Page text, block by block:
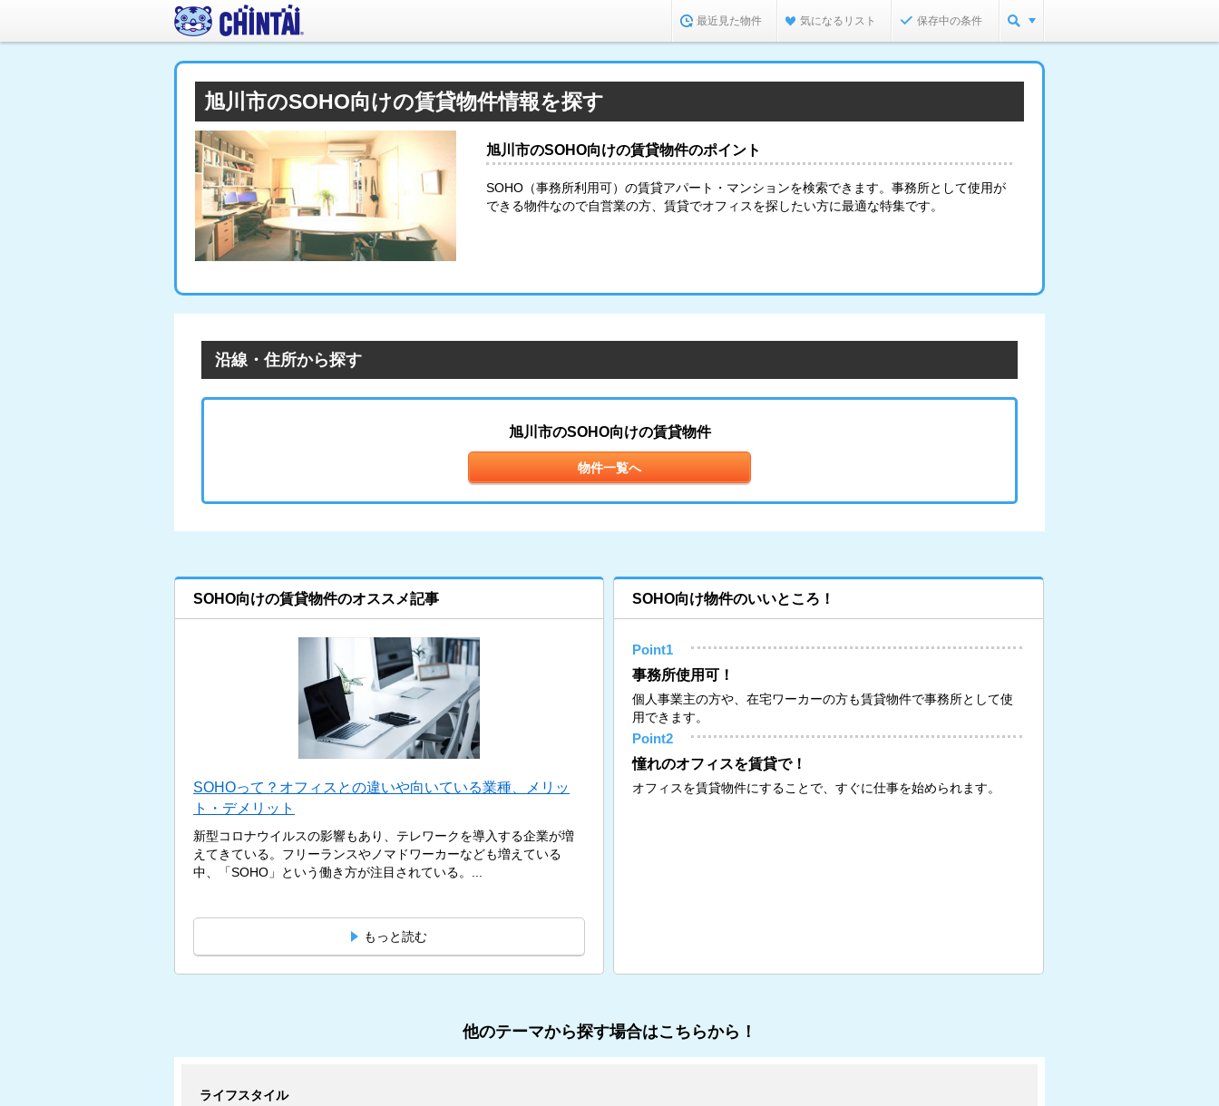
最近見た物件 気になるリスト 保存中の条件
旭川市のSOHO向けの賃貸物件情報を探す
旭川市のSOHO向けの賃貸物件のポイント
SOHO（事務所利用可）の賃貸アパート・マンションを検索できます。事務所として使用が
できる物件なので自営業の方、賃貸でオフィスを探したい方に最適な特集です。
沿線・住所から探す
旭川市のSOHO向けの賃貸物件
物件一覧へ
SOHO向けの賃貸物件のオススメ記事
SOHOって？オフィスとの違いや向いている業種、メリッ
ト・デメリット
新型コロナウイルスの影響もあり、テレワークを導入する企業が増
えてきている。フリーランスやノマドワーカーなども増えている
中、「SOHO」という働き方が注目されている。...
もっと読む
SOHO向け物件のいいところ！
Point1
事務所使用可！
個人事業主の方や、在宅ワーカーの方も賃貸物件で事務所として使
用できます。
Point2
憧れのオフィスを賃貸で！
オフィスを賃貸物件にすることで、すぐに仕事を始められます。
他のテーマから探す場合はこちらから！
ライフスタイル